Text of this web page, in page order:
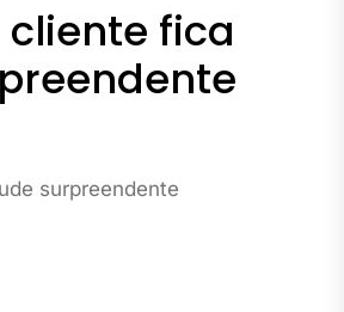
fica
surpreendente